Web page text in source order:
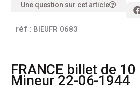
Une question sur cet article
réf : BIEUFR 0683
FRANCE billet de
Mineur 22-06-1944